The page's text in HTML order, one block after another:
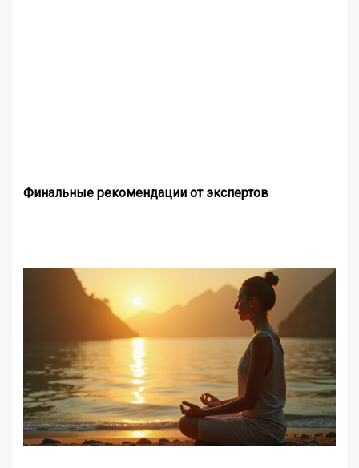
Финальные рекомендации от экспертов